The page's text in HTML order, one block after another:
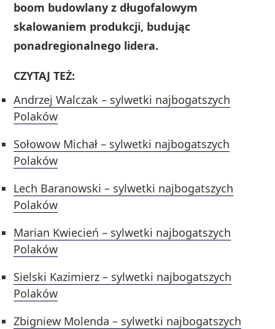
boom budowlany z długofalowym
skalowaniem produkcji, budując
ponadregionalnego lidera.
CZYTAJ TEŻ:
Andrzej Walczak – sylwetki najbogatszych
Polaków
Sołowow Michał – sylwetki najbogatszych
Polaków
Lech Baranowski – sylwetki najbogatszych
Polaków
Marian Kwiecień – sylwetki najbogatszych
Polaków
Sielski Kazimierz – sylwetki najbogatszych
Polaków
Zbigniew Molenda – sylwetki najbogatszych